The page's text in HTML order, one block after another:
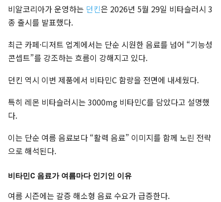
비알코리아가 운영하는 던킨은 2026년 5월 29일 비타슬러시 3
종 출시를 발표했다.
최근 카페·디저트 업계에서는 단순 시원한 음료를 넘어 “기능성
콘셉트”를 강조하는 흐름이 강해지고 있다.
던킨 역시 이번 제품에서 비타민C 함량을 전면에 내세웠다.
특히 레몬 비타슬러시는 3000mg 비타민C를 담았다고 설명했
다.
이는 단순 여름 음료보다 “활력 음료” 이미지를 함께 노린 전략
으로 해석된다.
비타민C 음료가 여름마다 인기인 이유
여름 시즌에는 갈증 해소형 음료 수요가 급증한다.